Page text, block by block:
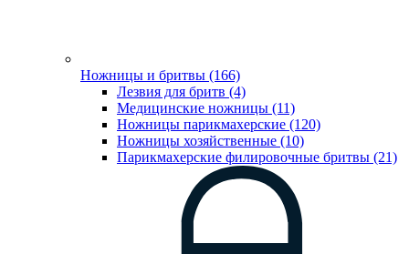
Ножницы и бритвы (166)
Лезвия для бритв (4)
Медицинские ножницы (11)
Ножницы парикмахерские (120)
Ножницы хозяйственные (10)
Парикмахерские филировочные бритвы (21)